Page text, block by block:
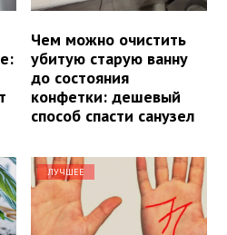
Чем можно очистить
убитую старую ванну
до состояния
конфетки: дешевый
способ спасти санузел
ЛУЧШЕЕ